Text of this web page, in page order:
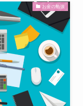
お金の勉強